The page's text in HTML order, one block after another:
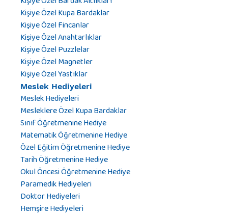
Kişiye Özel Kupa Bardaklar
Kişiye Özel Fincanlar
Kişiye Özel Anahtarlıklar
Kişiye Özel Puzzlelar
Kişiye Özel Magnetler
Kişiye Özel Yastıklar
Meslek Hediyeleri
Meslek Hediyeleri
Mesleklere Özel Kupa Bardaklar
Sınıf Öğretmenine Hediye
Matematik Öğretmenine Hediye
Özel Eğitim Öğretmenine Hediye
Tarih Öğretmenine Hediye
Okul Öncesi Öğretmenine Hediye
Paramedik Hediyeleri
Doktor Hediyeleri
Hemşire Hediyeleri